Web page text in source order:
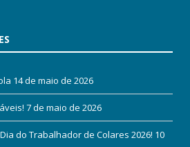
14 de maio de 2026
7 de maio de 2026
do Trabalhador de Colares 2026! 10